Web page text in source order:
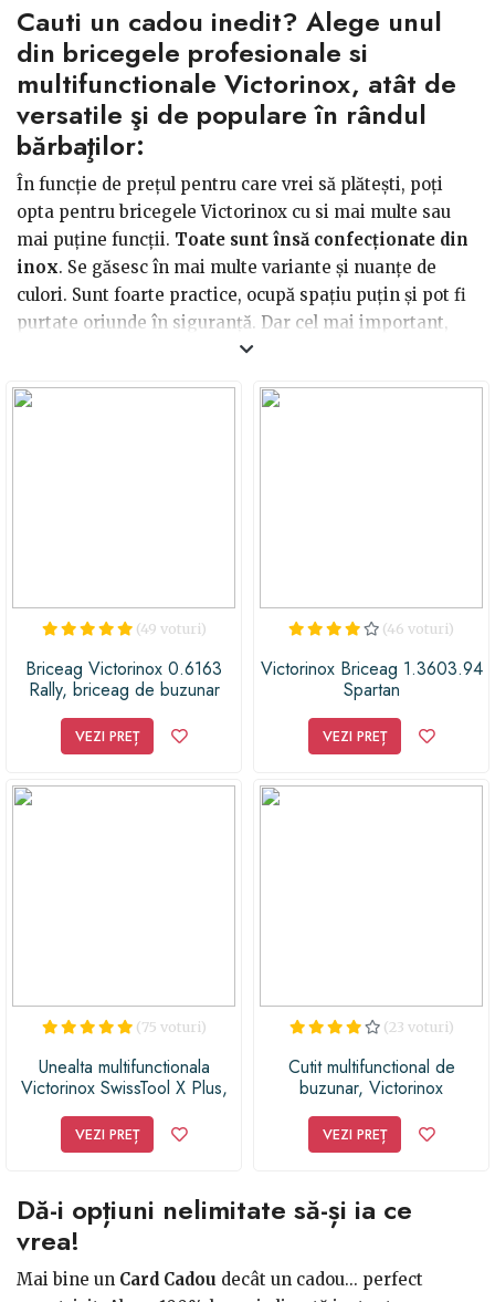
Cauti un cadou inedit? Alege unul
din bricegele profesionale si
multifunctionale Victorinox, atât de
versatile şi de populare în rândul
bărbaţilor:
În funcţie de preţul pentru care vrei să plăteşti, poţi
opta pentru bricegele Victorinox cu si mai multe sau
mai puţine funcţii. Toate sunt însă confecţionate din
inox. Se găsesc în mai multe variante şi nuanţe de
culori. Sunt foarte practice, ocupă spaţiu puţin şi pot fi
purtate oriunde în siguranţă. Dar cel mai important,
(49 voturi)
Briceag Victorinox 0.6163
Rally, briceag de buzunar
VEZI PREȚ
(46 voturi)
Victorinox Briceag 1.3603.94
Spartan
VEZI PREȚ
(75 voturi)
Unealta multifunctionala
Victorinox SwissTool X Plus,
VEZI PREȚ
(23 voturi)
Cutit multifunctional de
buzunar, Victorinox
VEZI PREȚ
Dă-i opțiuni nelimitate să-și ia ce
vrea!
Mai bine un Card Cadou decât un cadou... perfect